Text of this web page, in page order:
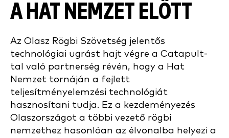
A HAT NEMZET ELŐTT
Az Olasz Rögbi Szövetség jelentős
technológiai ugrást hajt végre a Catapult-
tal való partnerség révén, hogy a Hat
Nemzet tornáján a fejlett
teljesítményelemzési technológiát
hasznosítani tudja. Ez a kezdeményezés
Olaszországot a többi vezető rögbi
nemzethez hasonlóan az élvonalba helyezi a